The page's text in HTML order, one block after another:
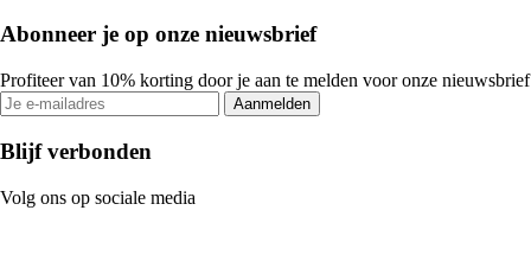
Abonneer je op onze nieuwsbrief
Profiteer van 10% korting door je aan te melden voor onze nieuwsbrief
Aanmelden
Blijf verbonden
Volg ons op sociale media